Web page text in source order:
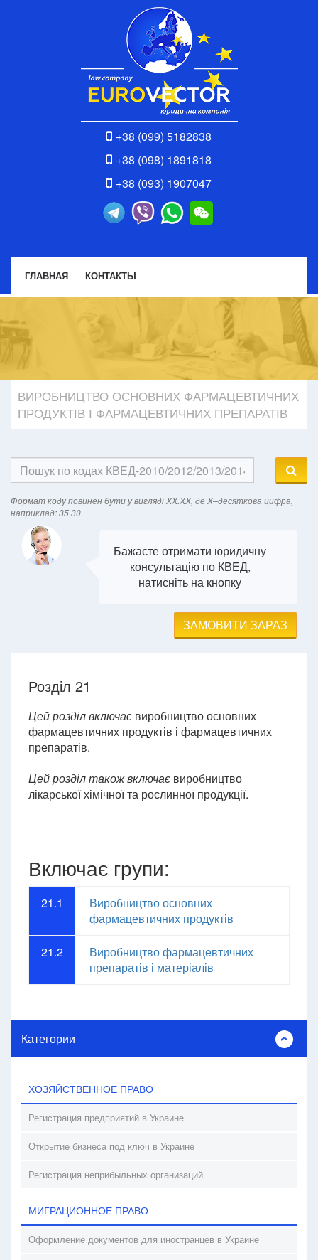
+38 (099) 5182838
+38 (098) 1891818
+38 (093) 1907047
ГЛАВНАЯ КОНТАКТЫ
ВИРОБНИЦТВО ОСНОВНИХ ФАРМАЦЕВТИЧНИХ
ПРОДУКТІВ І ФАРМАЦЕВТИЧНИХ ПРЕПАРАТІВ
Формат кодy повинен бути у вигляді XX.XX, де X–десяткова цифра,
наприклад: 35.30
Бажаєте отримати юридичну
консультацію по КВЕД,
натисніть на кнопку
ЗАМОВИТИ ЗАРАЗ
Розділ 21
Цей розділ включає виробництво основних
фармацевтичних продуктів і фармацевтичних
препаратів.
Цей розділ також включає виробництво
лікарської хімічної та рослинної продукції.
Включає групи:
21.1
Виробництво основних
фармацевтичних продуктів
21.2
Виробництво фармацевтичних
препаратів і матеріалів
Категории
ХОЗЯЙСТВЕННОЕ ПРАВО
Регистрация предприятий в Украине
Открытие бизнеса под ключ в Украине
Регистрация неприбыльных организаций
МИГРАЦИОННОЕ ПРАВО
Оформление документов для иностранцев в Украине